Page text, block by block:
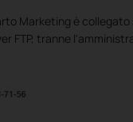
Marketing è
FTP, tranne